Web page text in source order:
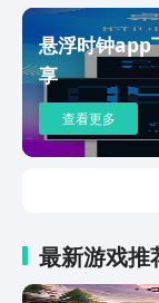
应的角色定位
系统外，社交
会）参与团战
进行物资交换，
着可爱的灵兽
这款游戏都能
游下载地址来
悬浮时钟app
享
查看更多
最新游戏推